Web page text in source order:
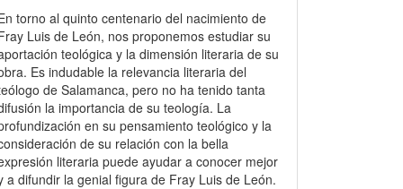
torno al quinto centenario del nacimiento de
Luis de León, nos proponemos estudiar su
teológica y la dimensión literaria de su
Es indudable la relevancia literaria del
de Salamanca, pero no ha tenido tanta
la importancia de su teología. La
en su pensamiento teológico y la
de su relación con la bella
literaria puede ayudar a conocer mejor
a difundir la genial figura de Fray Luis de León.